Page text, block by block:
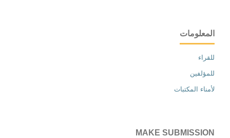
المعلومات
للقراء
للمؤلفين
لأمناء المكتبات
MAKE SUBMISSION